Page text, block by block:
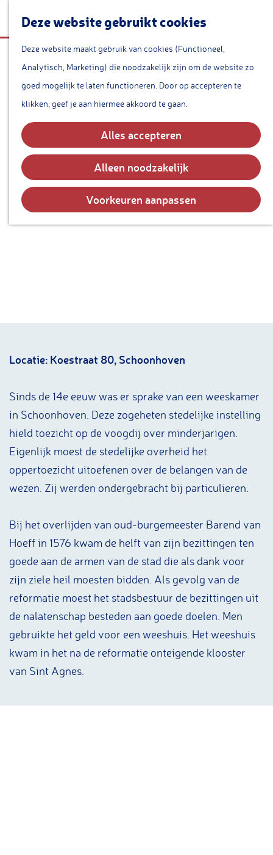
Deze website gebruikt cookies
Deze website maakt gebruik van cookies (Functioneel,
Analytisch, Marketing) die noodzakelijk zijn om de website zo
goed mogelijk te laten functioneren. Door op accepteren te
klikken, geef je aan hiermee akkoord te gaan.
Alles accepteren
Alleen noodzakelijk
Voorkeuren aanpassen
a
e
Weeshuis
Locatie: Koestraat 80, Schoonhoven
Sinds de 14e eeuw was er sprake van een weeskamer
in Schoonhoven. Deze zogeheten stedelijke instelling
hield toezicht op de voogdij over minderjarigen.
Eigenlijk moest de stedelijke overheid het
oppertoezicht uitoefenen over de belangen van de
wezen. Zij werden ondergebracht bij particulieren.
Bij het overlijden van oud-burgemeester Barend van
Hoeff in 1576 kwam de helft van zijn bezittingen ten
goede aan de armen van de stad die als dank voor
zijn ziele heil moesten bidden. Als gevolg van de
reformatie moest het stadsbestuur de bezittingen uit
de nalatenschap besteden aan goede doelen. Men
gebruikte het geld voor een weeshuis. Het weeshuis
kwam in het na de reformatie onteigende klooster
van Sint Agnes.